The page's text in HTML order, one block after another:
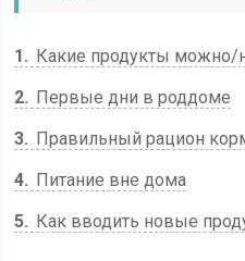
1
Какие продукты можно/
2
Первые дни в роддоме
3
Правильный рацион
4
Питание вне дома
5
Как вводить новые